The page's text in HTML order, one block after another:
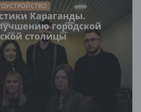
Караганды.
городской
столицы